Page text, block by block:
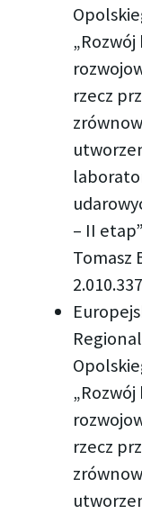
rzecz
– II
Tomasz
rzecz